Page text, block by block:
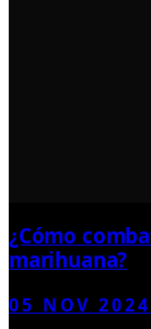
¿Cómo
marihuana?
05 NOV 2024